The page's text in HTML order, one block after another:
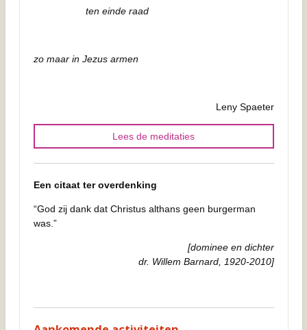
ten einde raad
zo maar in Jezus armen
Leny Spaeter
Lees de meditaties
Een citaat ter overdenking
“God zij dank dat Christus althans geen burgerman
was.”
[dominee en dichter
dr. Willem Barnard, 1920-2010]